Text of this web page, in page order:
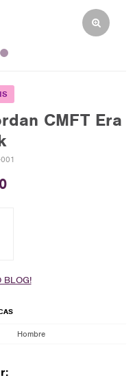
CMFT Era
BLOG!
Hombre